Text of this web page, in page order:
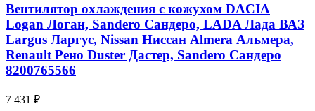
Вентилятор охлаждения с кожухом DACIA
Logan Логан, Sandero Сандеро, LADA Лада ВАЗ
Largus Ларгус, Nissan Ниссан Almera Альмера,
Renault Рено Duster Дастер, Sandero Сандеро
8200765566
7 431 ₽